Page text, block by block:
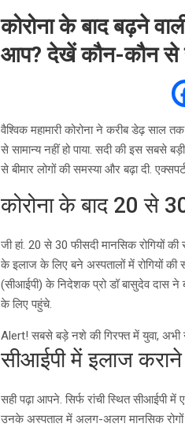
कोरोना के बाद बढ़ने
आप? देखें कौन-कौन से
वैश्विक महामारी कोरोना ने करीब डेढ़ साल
से सामान्य नहीं हो पाया. सदी की इस सबसे
से बीमार लोगों की समस्या और बढ़ा दी.
कोरोना के बाद 20 से
जी हां. 20 से 30 फीसदी मानसिक रोगियों
के इलाज के लिए बने अस्पतालों में रोगियों
(सीआईपी) के निदेशक प्रो डॉ बासुदेव दास ने
के लिए पहुंचे.
Alert! सबसे बड़े नशे की गिरफ्त में युवा, अभी
सीआईपी में इलाज
सही पढ़ा आपने. सिर्फ रांची स्थित सीआईपी
उनके अस्पताल में अलग-अलग मानसिक